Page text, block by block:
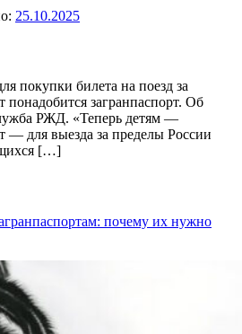
25.10.2025
покупки билета на поезд за
понадобится загранпаспорт. Об
РЖД. «Теперь детям —
— для выезда за пределы России
[…]
почему их нужно